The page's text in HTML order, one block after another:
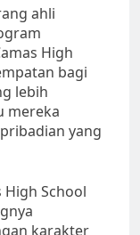
ahli
High
bagi
lebih
mereka
yang
School
karakter